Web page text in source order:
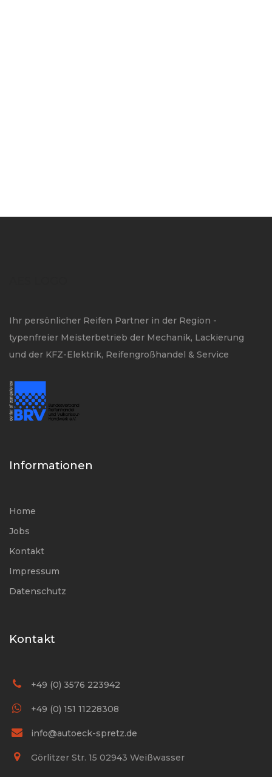
Ihr persönlicher Reifen Partner in der Region -
typenfreier Meisterbetrieb der Mechanik, Lackierung
und der KFZ-Elektrik, Reifengroßhandel & Service
Informationen
Home
Jobs
Kontakt
Impressum
Datenschutz
Kontakt
+49 (0) 3576 223942
+49 (0) 151 11228308
info@autoeck-spretz.de
Görlitzer Str. 15 02943 Weißwasser